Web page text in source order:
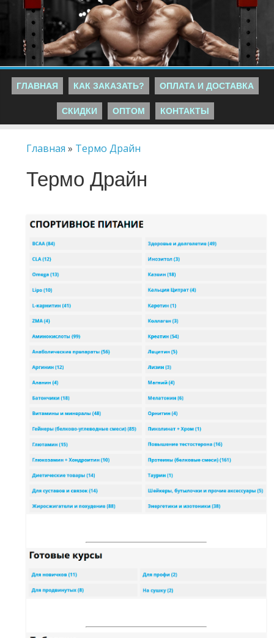
ГЛАВНАЯ КАК ЗАКАЗАТЬ? ОПЛАТА И ДОСТАВКА
СКИДКИ ОПТОМ КОНТАКТЫ
Главная » Термо Драйн
Термо Драйн